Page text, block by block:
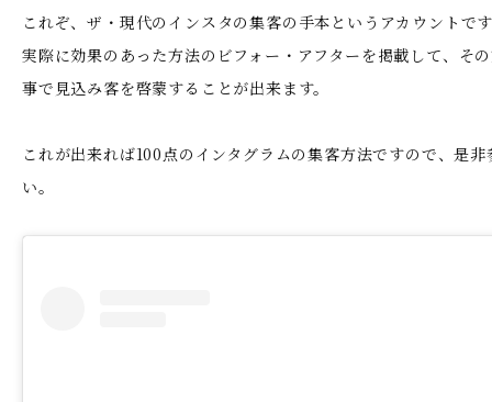
これぞ、ザ・現代のインスタの集客の手本というアカウントで
実際に効果のあった方法のビフォー・アフターを掲載して、そ
事で見込み客を啓蒙することが出来ます。
これが出来れば100点のインタグラムの集客方法ですので、是
い。